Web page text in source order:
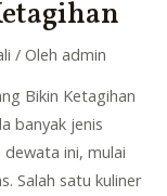
/ Olehadmin
Bikin Ketagihan
banyak jenis
ini, mulai
Salah satu kuliner